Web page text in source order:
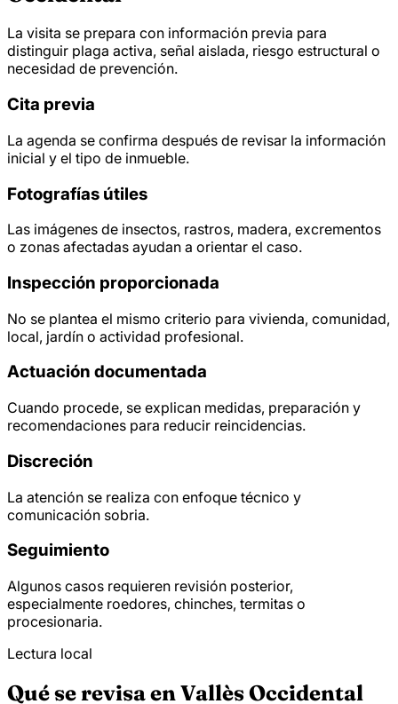
La visita se prepara con información previa para
distinguir plaga activa, señal aislada, riesgo estructural o
necesidad de prevención.
Cita previa
La agenda se confirma después de revisar la información
inicial y el tipo de inmueble.
Fotografías útiles
Las imágenes de insectos, rastros, madera, excrementos
o zonas afectadas ayudan a orientar el caso.
Inspección proporcionada
No se plantea el mismo criterio para vivienda, comunidad,
local, jardín o actividad profesional.
Actuación documentada
Cuando procede, se explican medidas, preparación y
recomendaciones para reducir reincidencias.
Discreción
La atención se realiza con enfoque técnico y
comunicación sobria.
Seguimiento
Algunos casos requieren revisión posterior,
especialmente roedores, chinches, termitas o
procesionaria.
Lectura local
Qué se revisa en Vallès Occidental